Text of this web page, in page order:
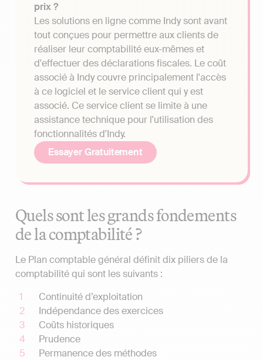
prix ?
Les solutions en ligne comme Indy sont avant
tout conçues pour permettre aux clients de
réaliser leur comptabilité eux-mêmes et
d'effectuer des déclarations fiscales. Le coût
associé à Indy couvre principalement l'accès
à ce logiciel et le service client qui y est
associé. Ce service client se limite à une
assistance technique pour l'utilisation des
fonctionnalités d'Indy.
Essayer Gratuitement
Quels sont les grands fondements
de la comptabilité ?
Le Plan comptable général définit dix piliers de la
comptabilité qui sont les suivants :
Continuité d’exploitation
Indépendance des exercices
Coûts historiques
Prudence
Permanence des méthodes